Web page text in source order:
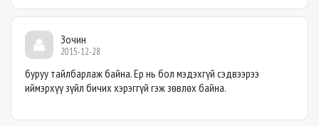
Зочин
2015-12-28
буруу тайлбарлаж байна. Ер нь бол мэдэхгүй сэдвээрээ
иймэрхүү зүйл бичих хэрэггүй гэж зөвлөх байна.